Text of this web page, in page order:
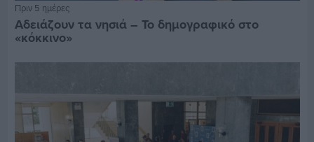
Πριν 5 ημέρες
Αδειάζουν τα νησιά – Το δημογραφικό στο
«κόκκινο»